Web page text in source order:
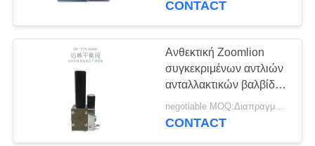
CONTACT
Ανθεκτική Zoomlion
συγκεκριμένων αντλιών
ανταλλακτικών βαλβίδα
ισορροπίας Hawe
υδραυλική
negotiable MOQ:Διαπραγματεύσιμο
CONTACT